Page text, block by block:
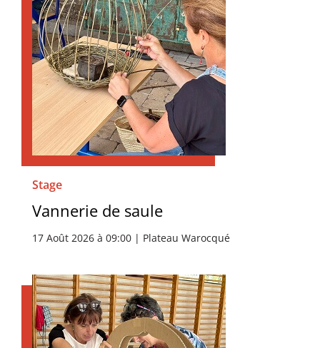
Stage
Vannerie de saule
17 Août 2026 à 09:00 | Plateau Warocqué